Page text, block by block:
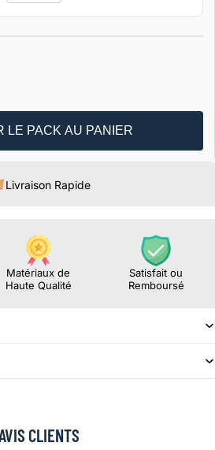
LE PACK AU PANIER
Livraison Rapide
Matériaux de
Haute Qualité
Satisfait ou
Remboursé
CLIENTS